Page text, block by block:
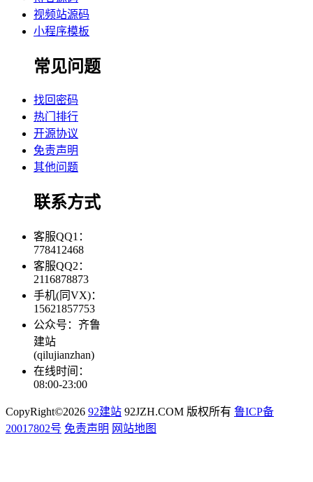
视频站源码
小程序模板
常见问题
找回密码
热门排行
开源协议
免责声明
其他问题
联系方式
客服QQ1：
778412468
客服QQ2：
2116878873
手机(同VX)：
15621857753
公众号：齐鲁
建站
(qilujianzhan)
在线时间：
08:00-23:00
CopyRight©2026 92建站 92JZH.COM 版权所有 鲁ICP备
20017802号 免责声明 网站地图